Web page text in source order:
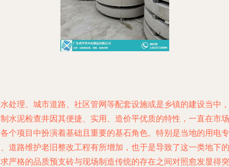
处理、城市道路、社区管网等配套设施或是乡镇的建设当中，
水泥检查井因其便捷、实用、造价平优质的特性，一直在市场
个项目中扮演着基础且重要的基石角色。特别是当地的用电专
道路维护老旧整改工程有所增加，也于是导致了这一类地下的
严格的品质预支砖与现场制造传统的存在之间对照愈发显得突